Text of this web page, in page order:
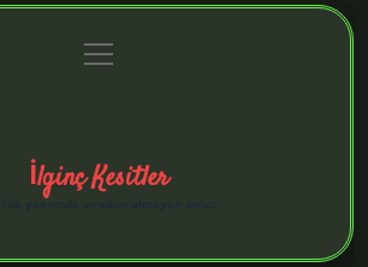
Gizlilik Politikası
menüyü
aç
İlginç Kesitler